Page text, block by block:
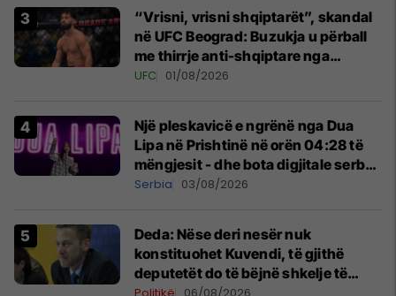
“Vrisni, vrisni shqiptarët”, skandal
në UFC Beograd: Buzukja u përball
me thirrje anti-shqiptare nga
tribunat
UFC 01/08/2026
Një pleskavicë e ngrënë nga Dua
Lipa në Prishtinë në orën 04:28 të
mëngjesit - dhe bota digjitale serbe
shpall gjendjen e luftës
Serbia 03/08/2026
Deda: Nëse deri nesër nuk
konstituohet Kuvendi, të gjithë
deputetët do të bëjnë shkelje të